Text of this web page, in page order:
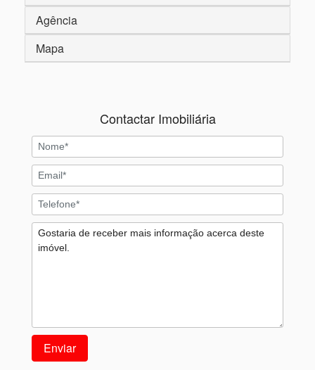
Agência
Mapa
Contactar Imobiliária